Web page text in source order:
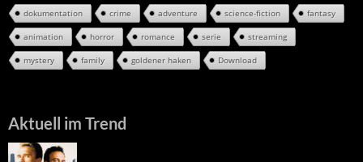
dokumentation crime adventure science-fiction fantasy
animation horror romance serie streaming
mystery family goldener haken Download
Aktuell im Trend